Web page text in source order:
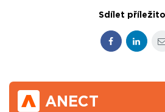
Sdílet
Facebook
ANECT